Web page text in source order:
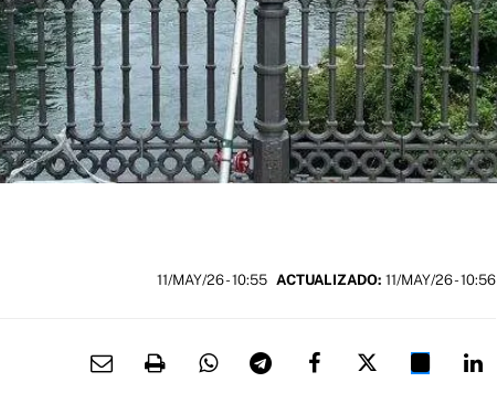
11/MAY/26- 10:55 ACTUALIZADO: 11/MAY/26 - 10:56